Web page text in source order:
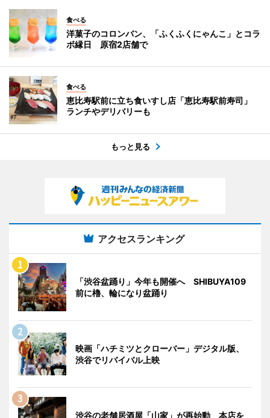
食べる
洋菓子のコロンバン、「ふくふくにゃんこ」とコラ
ボ縁日 原宿2店舗で
食べる
恵比寿駅前に立ち食いすし店「恵比寿駅前寿司」
ランチやデリバリーも
もっと見る
アクセスランキング
「渋谷盆踊り」今年も開催へ SHIBUYA109
前に櫓、輪になり盆踊り
映画「ハチミツとクローバー」デジタル版、
渋谷でリバイバル上映
渋谷の老舗居酒屋「山家」が再始動 本店を